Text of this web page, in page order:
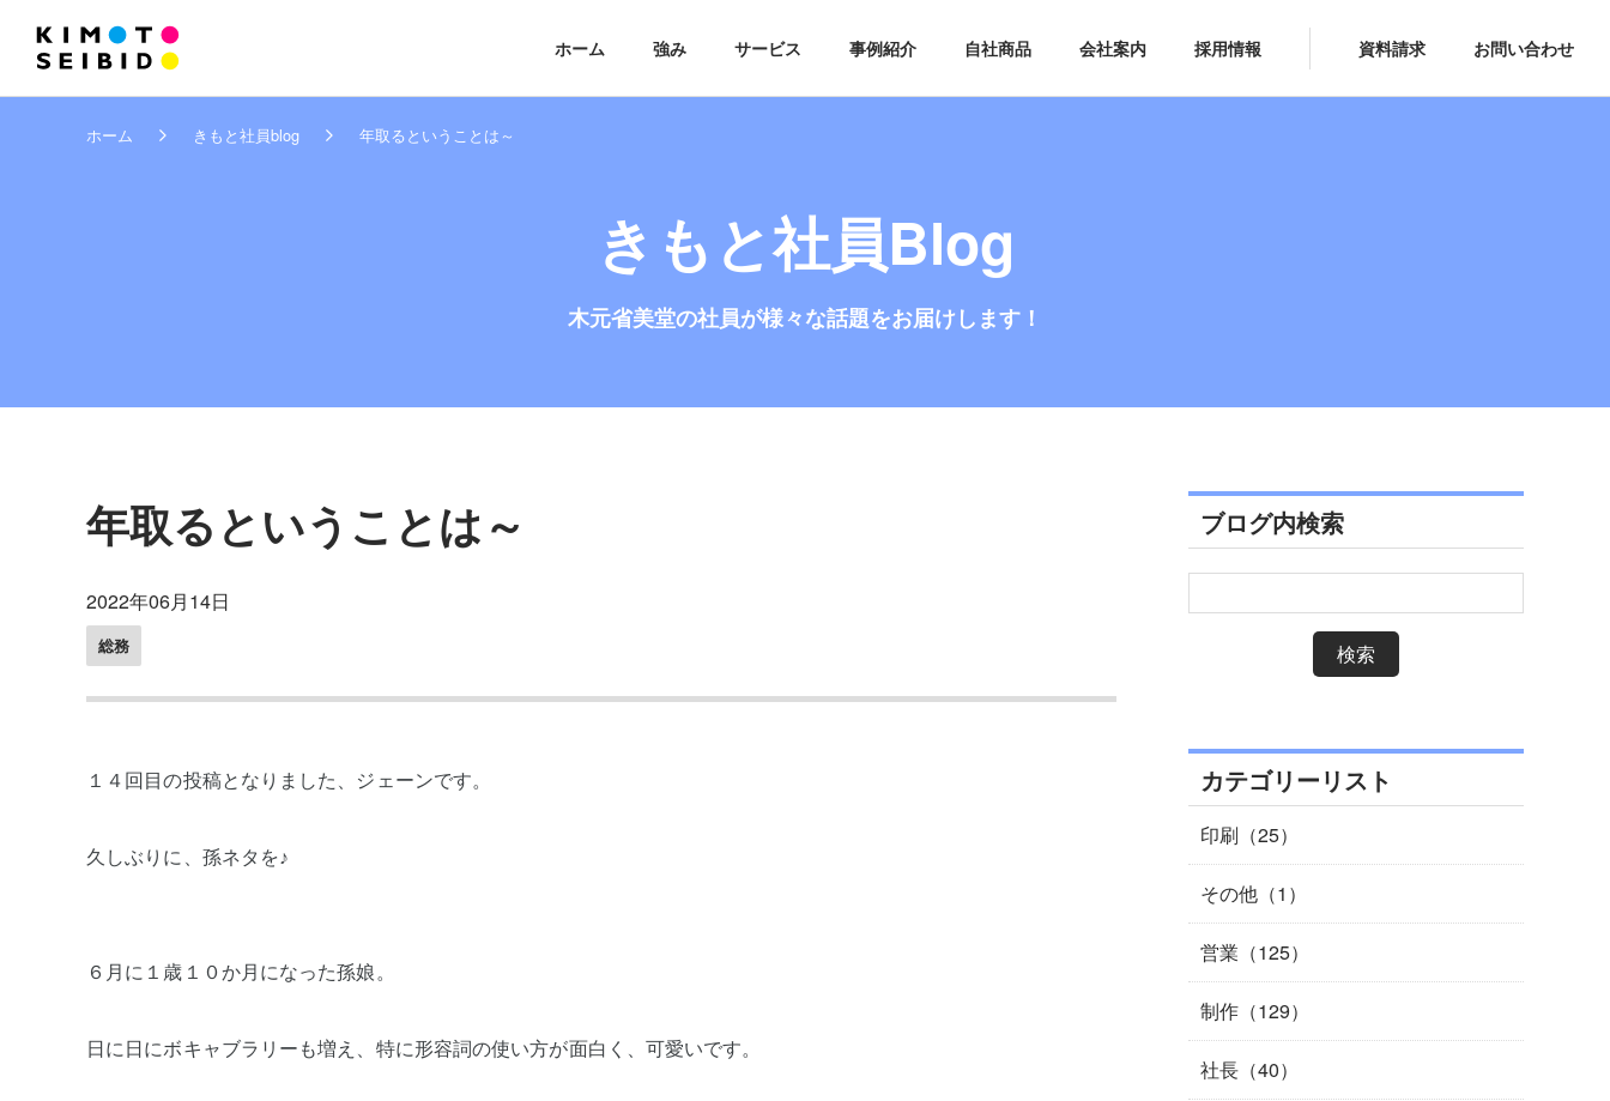
ホーム 強み サービス 事例紹介 自社商品 会社案内 採用情報 資料請求 お問い合わせ
ホーム きもと社員blog 年取るということは～
きもと社員Blog
木元省美堂の社員が様々な話題をお届けします！
年取るということは～
2022年06月14日
総務
１４回目の投稿となりました、ジェーンです。
久しぶりに、孫ネタを♪
６月に１歳１０か月になった孫娘。
日に日にボキャブラリーも増え、特に形容詞の使い方が面白く、可愛いです。
ブログ内検索
カテゴリーリスト
印刷（25）
その他（1）
営業（125）
制作（129）
社長（40）